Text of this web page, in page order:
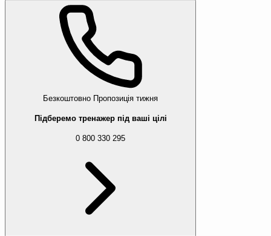
Безкоштовно Пропозиція тижня
Підберемо тренажер під ваші цілі
0 800 330 295